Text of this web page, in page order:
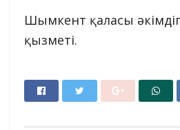
Шымкент қаласы
қызметі.